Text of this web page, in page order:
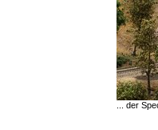
... der